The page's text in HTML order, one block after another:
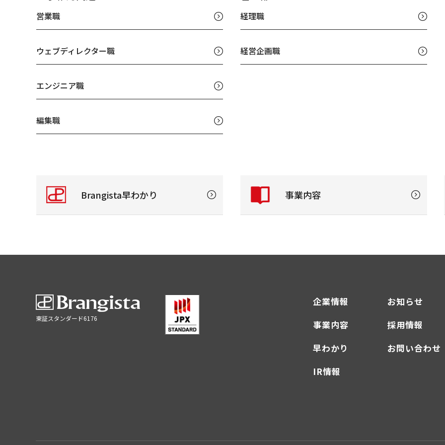
営業職
ウェブディレクター職
エンジニア職
編集職
経理職
経営企画職
Brangista早わかり 事業内容
東証スタンダード6176
企業情報
お知らせ
事業内容
採用情報
早わかり
お問い合わせ
IR情報